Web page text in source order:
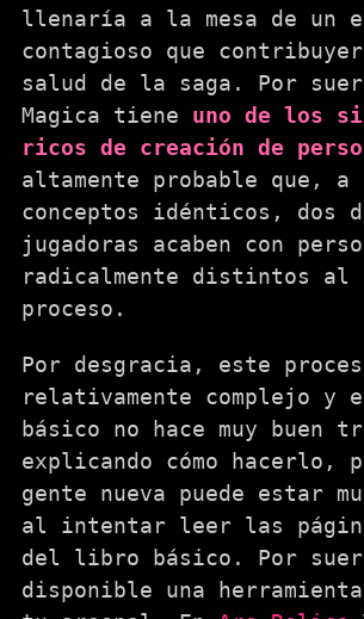
llenaría a la mesa de un
contagioso que
salud de la saga. Por
Magica tiene uno de los
ricos de creación de
altamente probable que,
conceptos idénticos, dos
jugadoras acaben con
radicalmente distintos
proceso.
Por desgracia, este
relativamente complejo y
básico no hace muy buen
explicando cómo hacerlo,
gente nueva puede estar
al intentar leer las
del libro básico. Por
disponible una